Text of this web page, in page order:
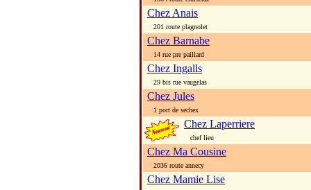
Chez Anais
201 route plagnolet
Chez Barnabe
14 rue pre paillard
Chez Ingalls
29 bis rue vaugelas
Chez Jules
1 port de sechex
Chez Laperriere
chef lieu
Chez Ma Cousine
2036 route annecy
Chez Mamie Lise